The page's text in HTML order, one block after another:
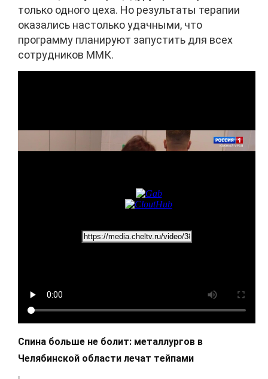
только одного цеха. Но результаты терапии
оказались настолько удачными, что
программу планируют запустить для всех
сотрудников ММК.
Спина больше не болит: металлургов в
Челябинской области лечат тейпами